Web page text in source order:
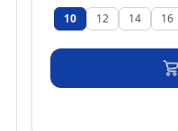
10
12 14 16